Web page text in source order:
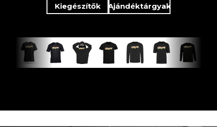
Kiegészítők
Ajándéktárgyak